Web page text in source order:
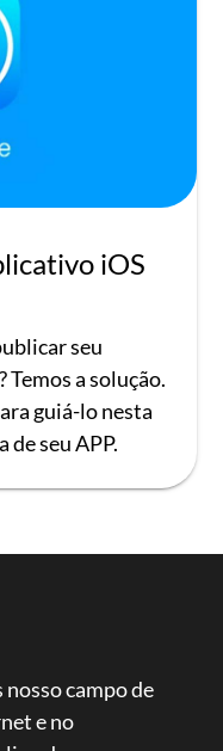
iOS
seu
a solução.
guiá-lo nesta
seu APP.
campo de
e no